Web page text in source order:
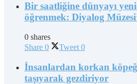
Bir saatliğine dünyayı
öğrenmek: Diyalog
0 shares
Share 0 Tweet 0
İnsanlardan korkan
taşıyarak gezdiriyor